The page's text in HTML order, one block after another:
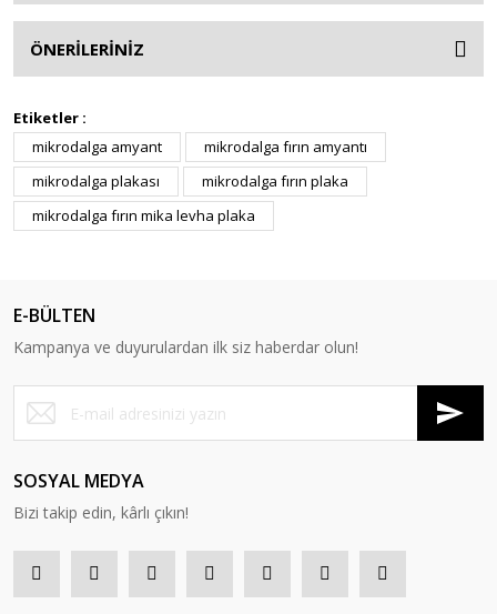
ÖNERİLERİNİZ
Etiketler :
mikrodalga amyant
mikrodalga fırın amyantı
mikrodalga plakası
mikrodalga fırın plaka
mikrodalga fırın mika levha plaka
E-BÜLTEN
Kampanya ve duyurulardan ilk siz haberdar olun!
SOSYAL MEDYA
Bizi takip edin, kârlı çıkın!